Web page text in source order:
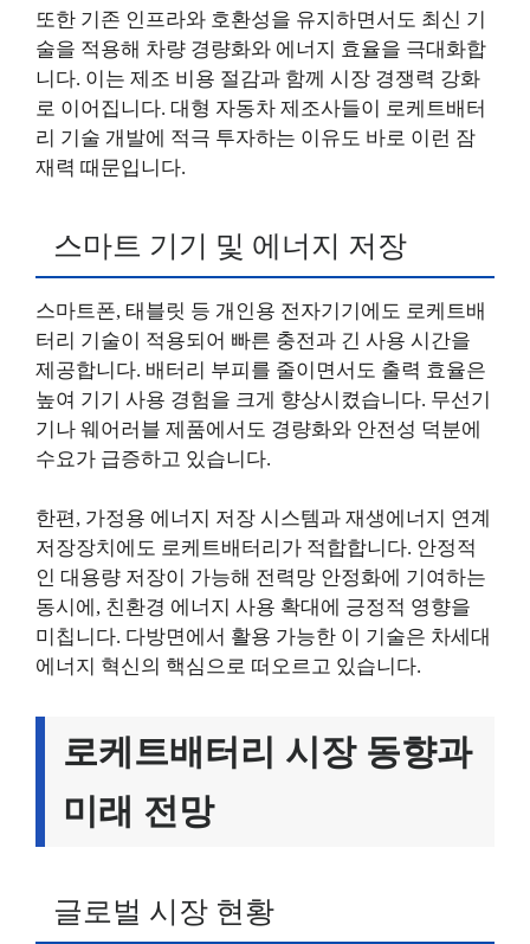
또한 기존 인프라와 호환성을 유지하면서도 최신 기
술을 적용해 차량 경량화와 에너지 효율을 극대화합
니다. 이는 제조 비용 절감과 함께 시장 경쟁력 강화
로 이어집니다. 대형 자동차 제조사들이 로케트배터
리 기술 개발에 적극 투자하는 이유도 바로 이런 잠
재력 때문입니다.
스마트 기기 및 에너지 저장
스마트폰, 태블릿 등 개인용 전자기기에도 로케트배
터리 기술이 적용되어 빠른 충전과 긴 사용 시간을
제공합니다. 배터리 부피를 줄이면서도 출력 효율은
높여 기기 사용 경험을 크게 향상시켰습니다. 무선기
기나 웨어러블 제품에서도 경량화와 안전성 덕분에
수요가 급증하고 있습니다.
한편, 가정용 에너지 저장 시스템과 재생에너지 연계
저장장치에도 로케트배터리가 적합합니다. 안정적
인 대용량 저장이 가능해 전력망 안정화에 기여하는
동시에, 친환경 에너지 사용 확대에 긍정적 영향을
미칩니다. 다방면에서 활용 가능한 이 기술은 차세대
에너지 혁신의 핵심으로 떠오르고 있습니다.
로케트배터리 시장 동향과
미래 전망
글로벌 시장 현황